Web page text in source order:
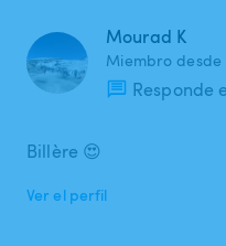
Mourad K
Miembro desde
Responde
Billère 😍
Ver el perfil